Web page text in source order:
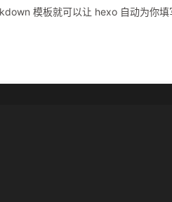
模板就可以让 hexo 自动为你填